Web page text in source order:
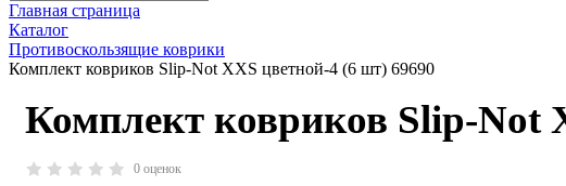
Главная страница
Каталог
Противоскользящие коврики
Комплект ковриков Slip-Not XXS цветной-4 (6 шт) 69690
Комплект ковриков Slip-Not
0 оценок